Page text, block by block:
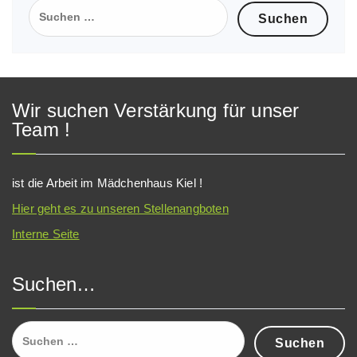
Suchen
nach:
Wir suchen Verstärkung für unser
Team !
ist die Arbeit im Mädchenhaus Kiel !
Hier geht es zu unseren Stellenangboten
Interne Seite
Suchen…
Suchen
nach: